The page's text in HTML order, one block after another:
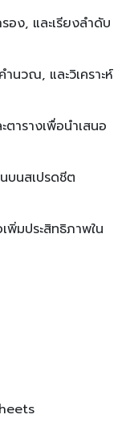
ง, และเรียงลำดับ
นวณ, และวิเคราะห์
ารางเพื่อนำเสนอ
บนสเปรดชีต
พิ่มประสิทธิภาพใน